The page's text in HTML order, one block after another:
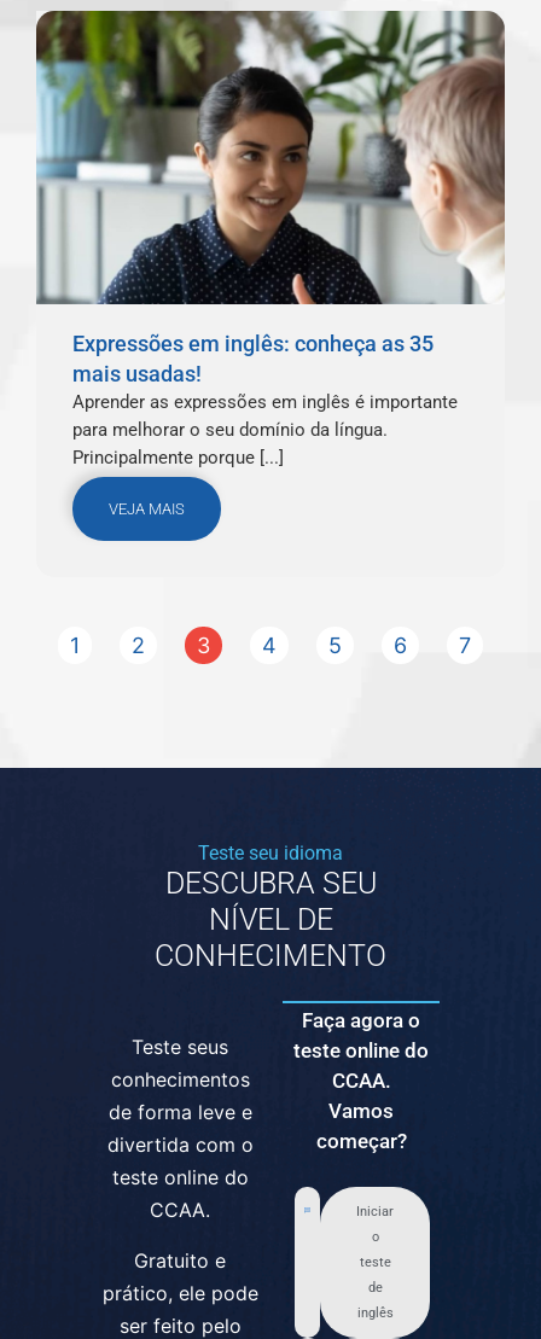
Expressões em inglês: conheça as 35
mais usadas!
Aprender as expressões em inglês é importante
para melhorar o seu domínio da língua.
Principalmente porque [...]
VEJA MAIS
1 2 3 4 5 6 7
Teste seu idioma
DESCUBRA SEU
NÍVEL DE
CONHECIMENTO
Teste seus
conhecimentos
de forma leve e
divertida com o
teste online do
CCAA.
Gratuito e
prático, ele pode
ser feito pelo
Faça agora o
teste online do
CCAA.
Vamos
começar?
Iniciar
o
teste
de
inglês